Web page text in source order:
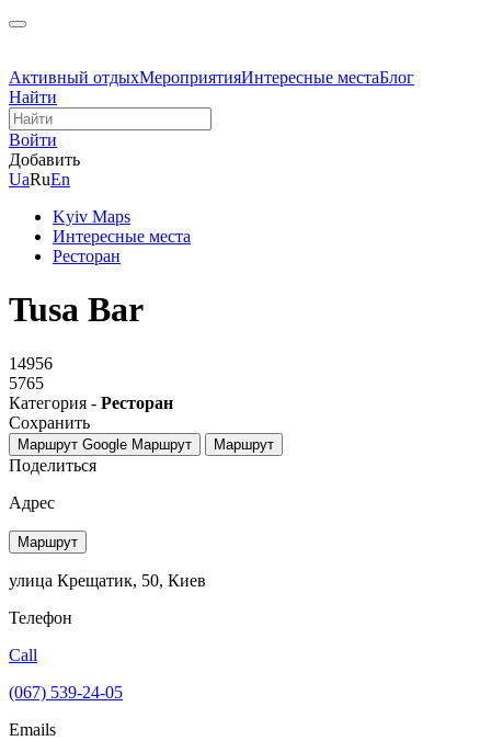
Активный отдыхМероприятияИнтересные местаБлог
Найти
Войти
Добавить
UaRuEn
Kyiv Maps
Интересные места
Ресторан
Tusa Bar
14956
5765
Категория - Ресторан
Сохранить
Маршрут Google Маршрут Маршрут
Поделиться
Адрес
Маршрут
улица Крещатик, 50, Киев
Телефон
Call
(067) 539-24-05
Emails